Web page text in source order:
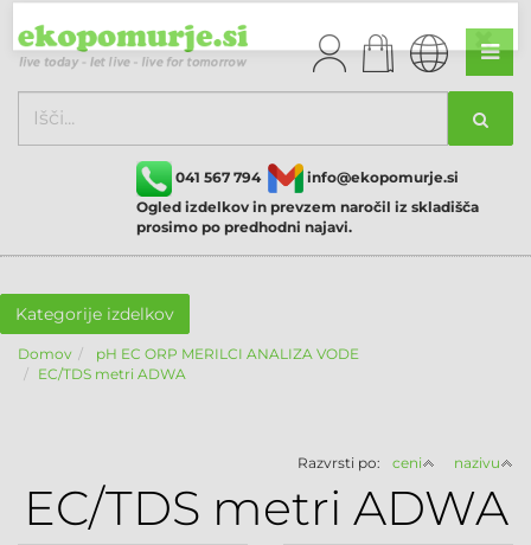
041 567 794
info@ekopomurje.si
Ogled izdelkov in prevzem naročil iz skladišča
prosimo po predhodni najavi.
Kategorije izdelkov
Domov
pH EC ORP MERILCI ANALIZA VODE
EC/TDS metri ADWA
Razvrsti po: ceni nazivu
EC/TDS metri ADWA